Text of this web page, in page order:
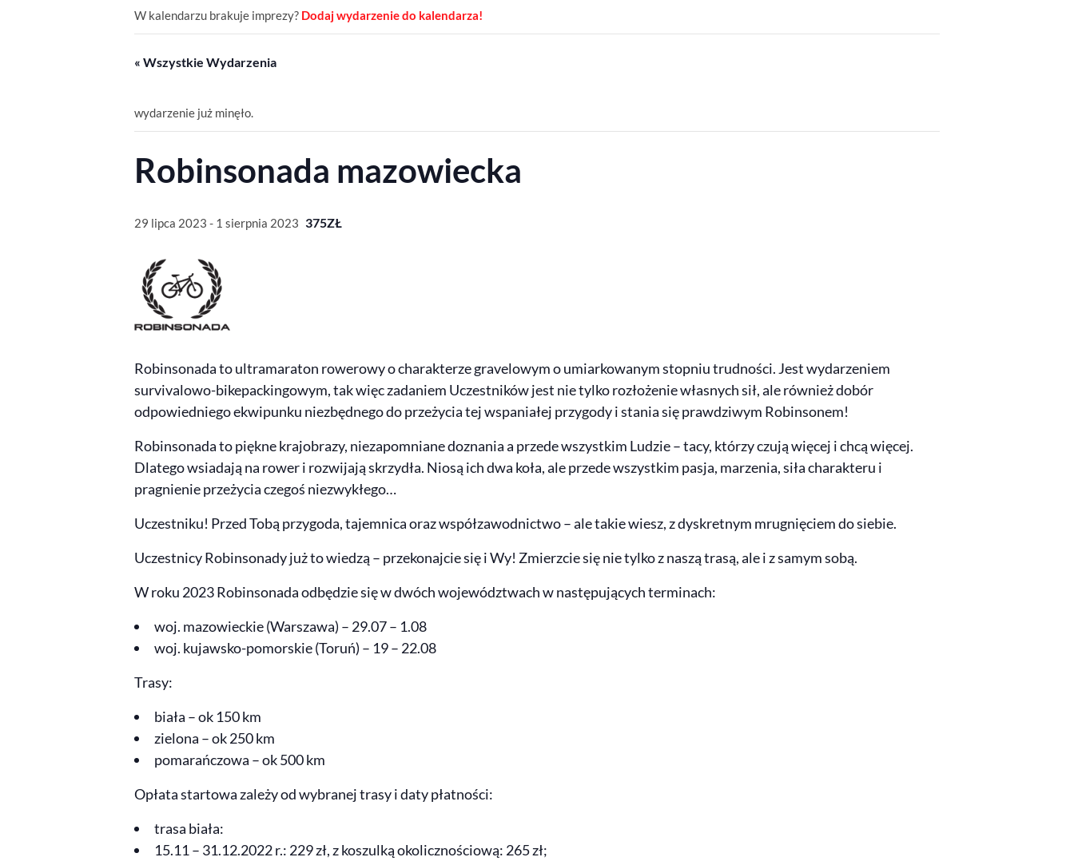
W kalendarzu brakuje imprezy? Dodaj wydarzenie do kalendarza!
« Wszystkie Wydarzenia
wydarzenie już minęło.
Robinsonada mazowiecka
29 lipca 2023 - 1 sierpnia 2023 375ZŁ
Robinsonada to ultramaraton rowerowy o charakterze gravelowym o umiarkowanym stopniu trudności. Jest wydarzeniem
survivalowo-bikepackingowym, tak więc zadaniem Uczestników jest nie tylko rozłożenie własnych sił, ale również dobór
odpowiedniego ekwipunku niezbędnego do przeżycia tej wspaniałej przygody i stania się prawdziwym Robinsonem!
Robinsonada to piękne krajobrazy, niezapomniane doznania a przede wszystkim Ludzie – tacy, którzy czują więcej i chcą więcej.
Dlatego wsiadają na rower i rozwijają skrzydła. Niosą ich dwa koła, ale przede wszystkim pasja, marzenia, siła charakteru i
pragnienie przeżycia czegoś niezwykłego…
Uczestniku! Przed Tobą przygoda, tajemnica oraz współzawodnictwo – ale takie wiesz, z dyskretnym mrugnięciem do siebie.
Uczestnicy Robinsonady już to wiedzą – przekonajcie się i Wy! Zmierzcie się nie tylko z naszą trasą, ale i z samym sobą.
W roku 2023 Robinsonada odbędzie się w dwóch województwach w następujących terminach:
woj. mazowieckie (Warszawa) – 29.07 – 1.08
woj. kujawsko-pomorskie (Toruń) – 19 – 22.08
Trasy:
biała – ok 150 km
zielona – ok 250 km
pomarańczowa – ok 500 km
Opłata startowa zależy od wybranej trasy i daty płatności:
trasa biała:
15.11 – 31.12.2022 r.: 229 zł, z koszulką okolicznościową: 265 zł;